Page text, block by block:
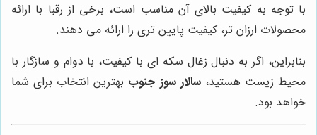
با توجه به کیفیت بالای آن مناسب است، برخی از رقبا با ارائه
محصولات ارزان تر، کیفیت پایین تری را ارائه می دهند.
بنابراین، اگر به دنبال زغال سکه ای با کیفیت، با دوام و سازگار با
محیط زیست هستید،سالار سوز جنوب بهترین انتخاب برای شما
خواهد بود.